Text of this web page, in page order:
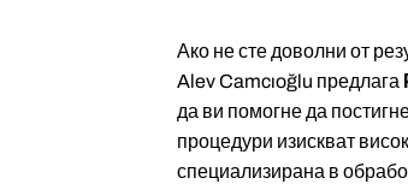
Ако не сте доволни от
Alev Camcıoğlu предлага
да ви помогне да
процедури изискват
специализирана в